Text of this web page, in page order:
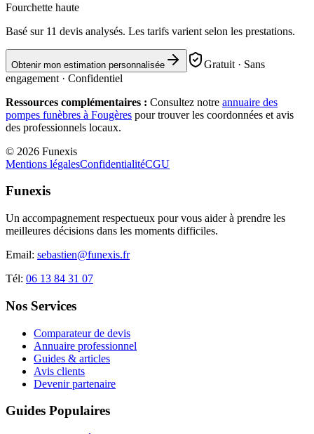
Fourchette haute
Basé sur 11 devis analysés. Les tarifs varient selon les prestations.
Obtenir mon estimation personnalisée
Gratuit · Sans
engagement · Confidentiel
Ressources complémentaires : Consultez notre annuaire des
pompes funèbres à Fougères pour trouver les coordonnées et avis
des professionnels locaux.
© 2026 Funexis
Mentions légalesConfidentialitéCGU
Funexis
Un accompagnement respectueux pour vous aider à prendre les
meilleures décisions dans les moments difficiles.
Email: sebastien@funexis.fr
Tél: 06 13 84 31 07
Nos Services
Comparateur de devis
Annuaire professionnel
Guides & articles
Avis clients
Devenir partenaire
Guides Populaires